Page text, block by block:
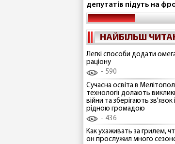
депутатів підуть на
НАЙБІЛЬШ
Легкі способи додати
раціону
590
Сучасна освіта в
технології долають
війни та зберігають зв'язок
рідною громадою
436
Как ухаживать за грилем,
он прослужил много